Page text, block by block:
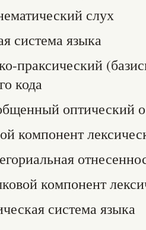
слух
система языка
праксический
кода
оптический
компонент
компонент
система языка